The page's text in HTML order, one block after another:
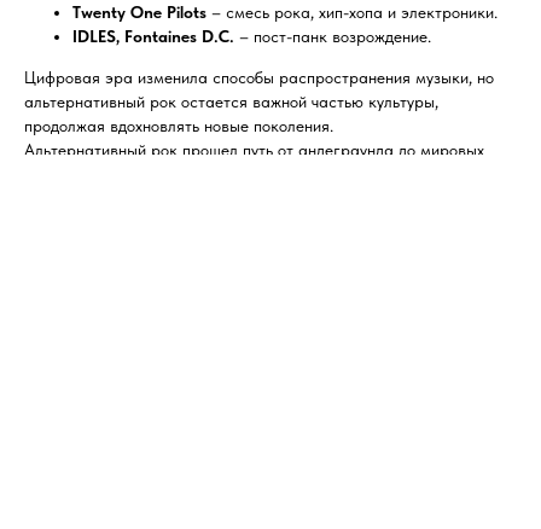
Twenty One Pilots – смесь рока, хип-хопа и электроники.
IDLES, Fontaines D.C. – пост-панк возрождение.
Цифровая эра изменила способы распространения музыки, но
альтернативный рок остается важной частью культуры,
продолжая вдохновлять новые поколения.
Альтернативный рок прошел путь от андеграунда до мировых